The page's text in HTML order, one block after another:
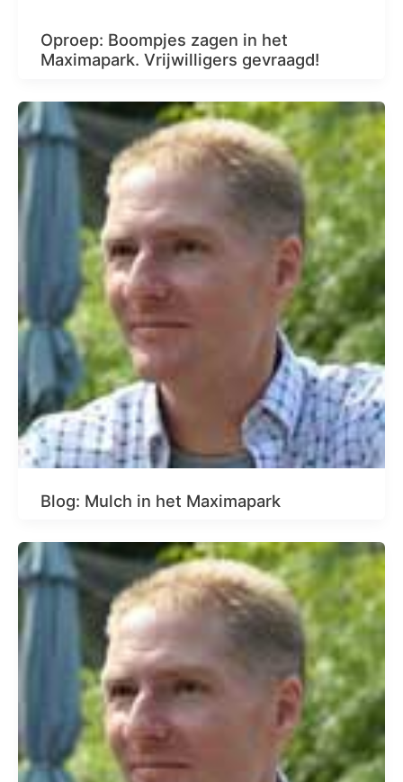
Oproep: Boompjes zagen in het
Maximapark. Vrijwilligers gevraagd!
Blog: Mulch in het Maximapark